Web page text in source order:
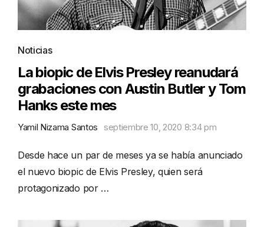
Noticias
La biopic de Elvis Presley reanudará
grabaciones con Austin Butler y Tom
Hanks este mes
Yamil Nizama Santos septiembre 10, 2020 8:34 pm
Desde hace un par de meses ya se había anunciado
el nuevo biopic de Elvis Presley, quien será
protagonizado por …